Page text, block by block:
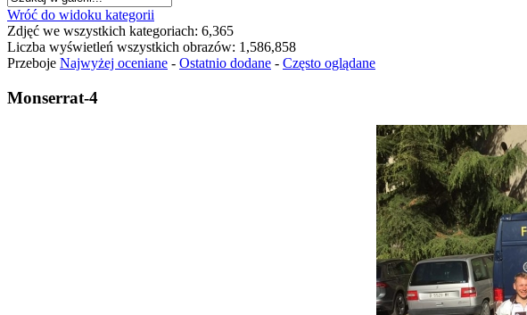
Wróć do widoku kategorii
Zdjęć we wszystkich kategoriach: 6,365
Liczba wyświetleń wszystkich obrazów: 1,586,858
Przeboje Najwyżej oceniane - Ostatnio dodane - Często oglądane
Monserrat-4